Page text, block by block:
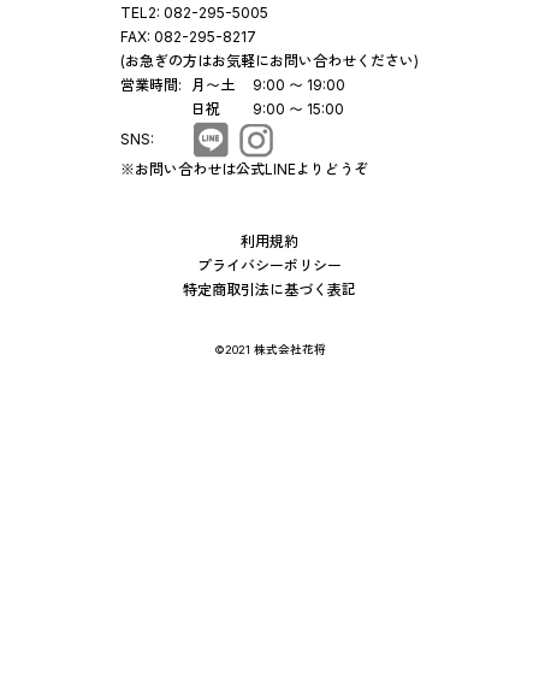
TEL2: 082-295-5005
FAX: 082-295-8217
(お急ぎの方はお気軽にお問い合わせください)
営業時間:
月〜土
9:00 〜 19:00
日祝
9:00 〜 15:00
SNS:
※お問い合わせは公式LINEよりどうぞ
利用規約
プライバシーポリシー
特定商取引法に基づく表記
©2021 株式会社花将